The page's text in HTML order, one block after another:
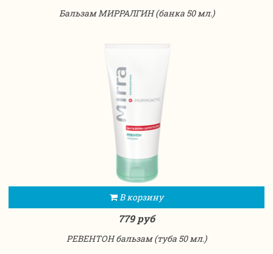
Бальзам МИРРАЛГИН (банка 50 мл.)
В корзину
779 руб
РЕВЕНТОН бальзам (туба 50 мл.)